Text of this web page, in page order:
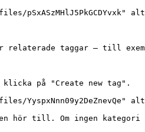
pSxASzMHlJ5PkGCDYvxk"
taggar — till
på "Create new tag".
hör till. Om ingen